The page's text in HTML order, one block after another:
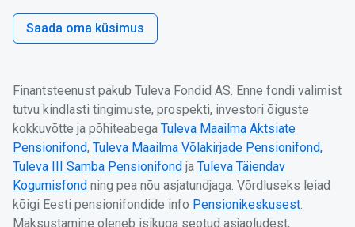
Saada oma küsimus
Finantsteenust pakub Tuleva Fondid AS. Enne fondi valimist
tutvu kindlasti tingimuste, prospekti, investori õiguste
kokkuvõtte ja põhiteabega Tuleva Maailma Aktsiate
Pensionifond, Tuleva Maailma Võlakirjade Pensionifond,
Tuleva III Samba Pensionifond ja Tuleva Täiendav
Kogumisfond ning pea nõu asjatundjaga. Võrdluseks leiad
kõigi Eesti pensionifondide info Pensionikeskusest.
Maksustamine oleneb isikuga seotud asjaoludest,